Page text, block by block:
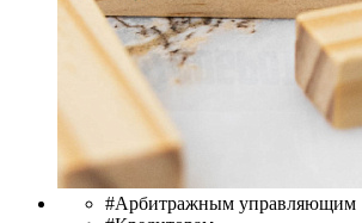
#Арбитражным управляющим